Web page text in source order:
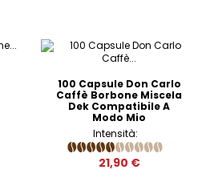
100 Capsule Don Carlo
Caffè Borbone Miscela
Dek Compatibile A
Modo Mio
Intensità:
21,90 €